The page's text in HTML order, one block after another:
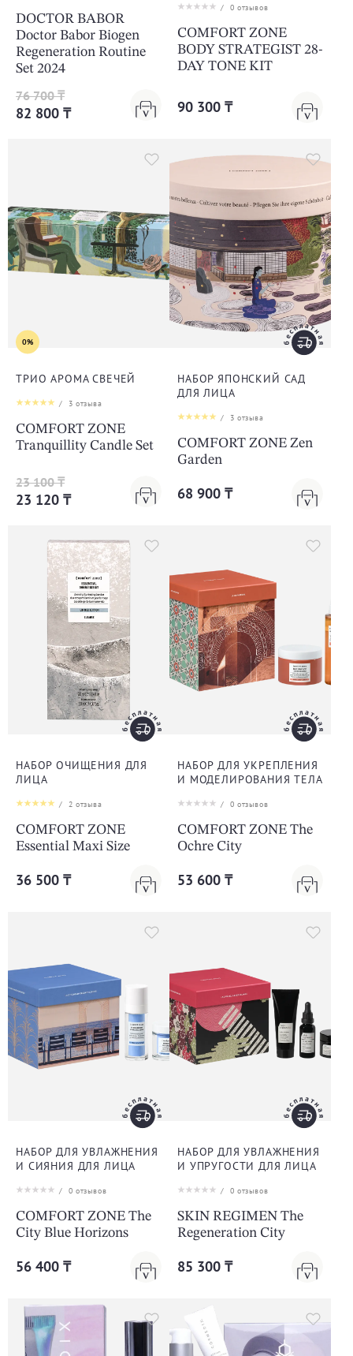
DOCTOR BABOR
Doctor Babor Biogen
Regeneration Routine
Set 2024
76 700 ₸
82 800 ₸
/ 0 отзывов
COMFORT ZONE
BODY STRATEGIST 28-
DAY TONE KIT
90 300 ₸
0%
ТРИО АРОМА СВЕЧЕЙ
/ 3 отзыва
COMFORT ZONE
Tranquillity Candle Set
23 100 ₸
23 120 ₸
НАБОР ЯПОНСКИЙ САД
ДЛЯ ЛИЦА
/ 3 отзыва
COMFORT ZONE Zen
Garden
68 900 ₸
НАБОР ОЧИЩЕНИЯ ДЛЯ
ЛИЦА
/ 2 отзыва
COMFORT ZONE
Essential Maxi Size
36 500 ₸
НАБОР ДЛЯ УКРЕПЛЕНИЯ
И МОДЕЛИРОВАНИЯ ТЕЛА
/ 0 отзывов
COMFORT ZONE The
Ochre City
53 600 ₸
НАБОР ДЛЯ УВЛАЖНЕНИЯ
И СИЯНИЯ ДЛЯ ЛИЦА
/ 0 отзывов
COMFORT ZONE The
City Blue Horizons
56 400 ₸
НАБОР ДЛЯ УВЛАЖНЕНИЯ
И УПРУГОСТИ ДЛЯ ЛИЦА
/ 0 отзывов
SKIN REGIMEN The
Regeneration City
85 300 ₸